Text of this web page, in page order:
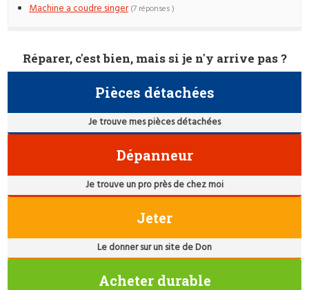
Machine a coudre singer (7 réponses )
Réparer, c'est bien, mais si je n'y arrive pas ?
Pièces détachées
Je trouve mes pièces détachées
Dépanneur
Je trouve un pro près de chez moi
Jeter
Le donner sur un site de Don
Acheter durable